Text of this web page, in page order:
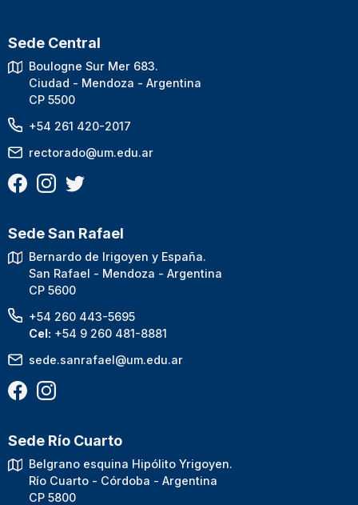
Sede Central
Boulogne Sur Mer 683.
Ciudad - Mendoza - Argentina
CP 5500
+54 261 420-2017
rectorado@um.edu.ar
Sede San Rafael
Bernardo de Irigoyen y España.
San Rafael - Mendoza - Argentina
CP 5600
+54 260 443-5695
Cel: +54 9 260 481-8881
sede.sanrafael@um.edu.ar
Sede Río Cuarto
Belgrano esquina Hipólito Yrigoyen.
Río Cuarto - Córdoba - Argentina
CP 5800